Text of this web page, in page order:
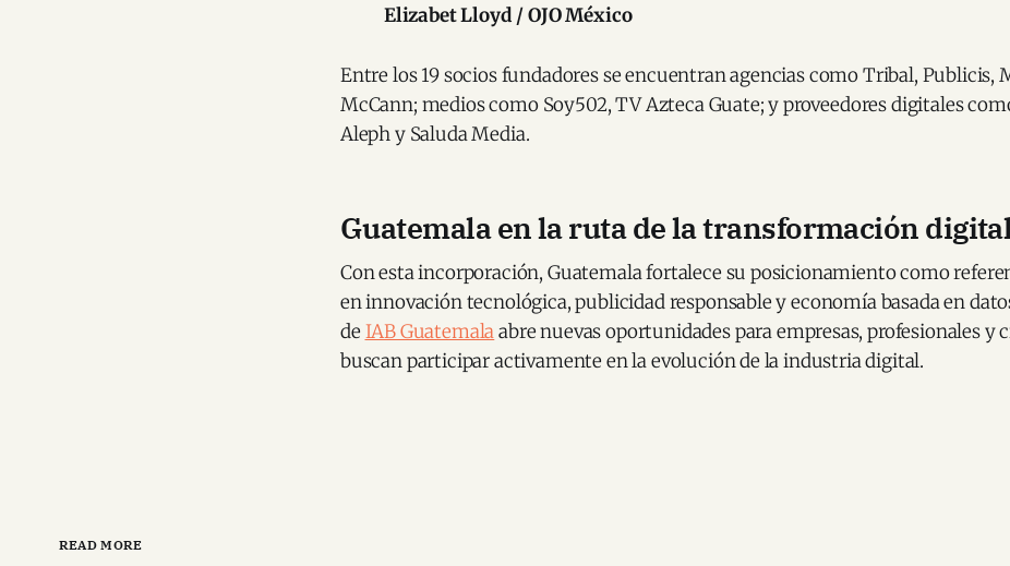
Elizabet Lloyd / OJO México
Entre los 19 socios fundadores se encuentran agencias como Tribal, Publicis,
McCann; medios como Soy502, TV Azteca Guate; y proveedores digitales
Aleph y Saluda Media.
Guatemala en la ruta de la transformación
Con esta incorporación, Guatemala fortalece su posicionamiento como
en innovación tecnológica, publicidad responsable y economía basada en
de IAB Guatemalaabre nuevas oportunidades para empresas, profesionales y
buscan participar activamente en la evolución de la industria digital.
READ MORE